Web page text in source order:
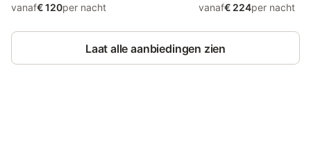
vanaf€ 120per nacht
vanaf€ 224per nacht
Laat alle aanbiedingen zien